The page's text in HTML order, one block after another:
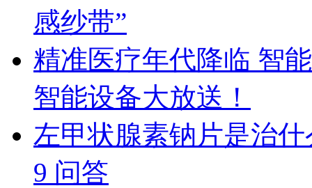
感纱带”
精准医疗年代降临 智
智能设备大放送！
左甲状腺素钠片是治
9 问答